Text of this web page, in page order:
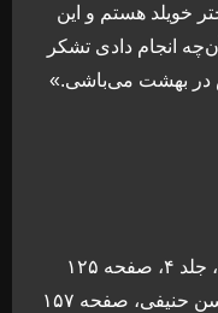
خویلد هستم و این
انجام دادی تشکر
در بهشت می‌باشی.»
۱۲۵
حنیفی، صفحه ۱۵۷